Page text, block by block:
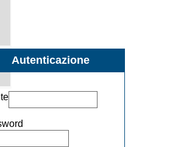
Autenticazione